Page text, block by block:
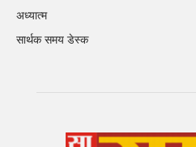
अध्यात्म
सार्थक समय डेस्क